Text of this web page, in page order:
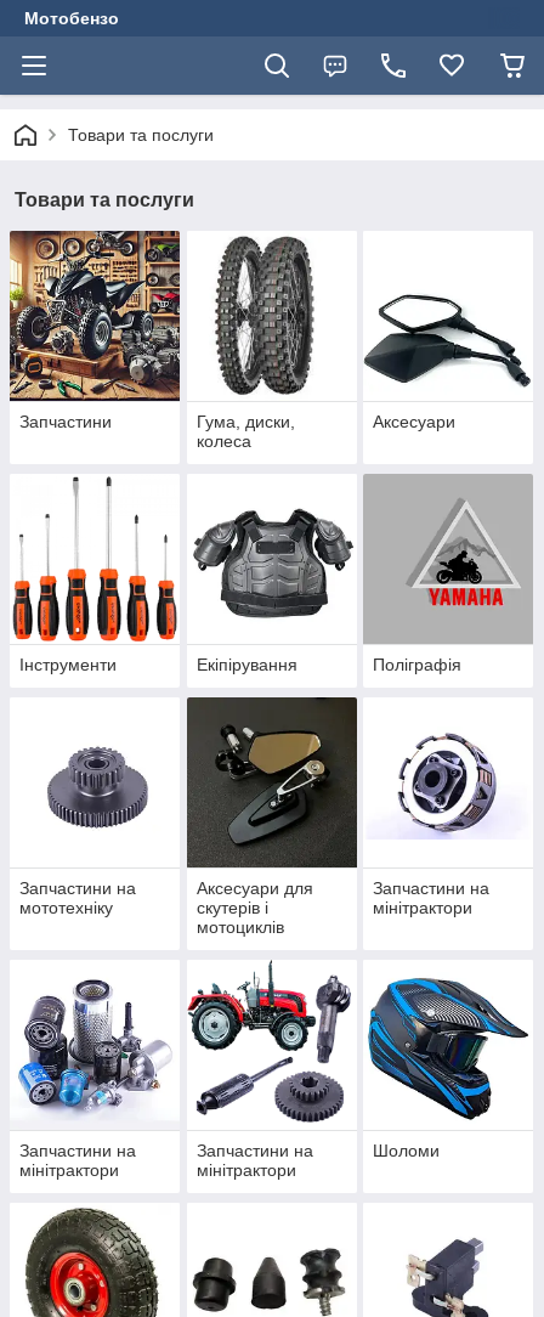
Мотобензо
Товари та послуги
Товари та послуги
Запчастини
Гума, диски,
колеса
Аксесуари
Інструменти Екіпірування Поліграфія
Запчастини на
мототехніку
Аксесуари для
скутерів і
мотоциклів
Запчастини на
мінітрактори
Запчастини на
мінітрактори
Запчастини на
мінітрактори
Шоломи